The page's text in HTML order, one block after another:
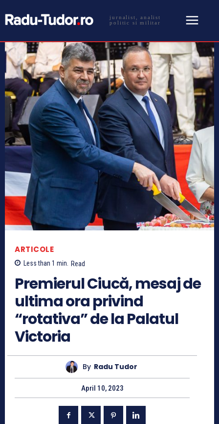
jurnalist, analist
politic si militar
ARTICOLE
Less than 1 min. Read
Premierul Ciucă, mesaj de
ultima ora privind
“rotativa” de la Palatul
Victoria
By Radu Tudor
April 10, 2023